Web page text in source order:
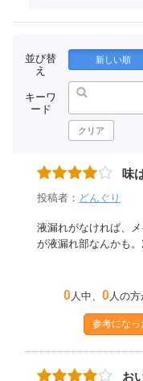
並び替
え
新しい順
キーワ
ード
クリア
味
投稿者： どんぐり
液漏れがなければ、
が液漏れ部なんかも
0人中、 0人の方
参考になっ
お